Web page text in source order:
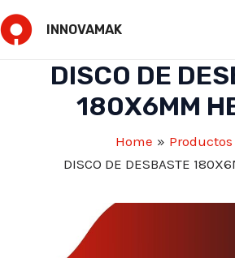
Skip
to
INNOVAMAK
DISCO DE
180X6MM
Home
Productos
DISCO DE DESBASTE